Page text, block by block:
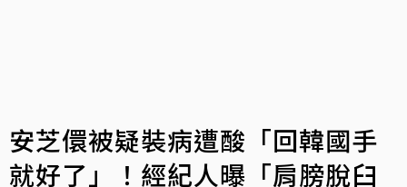
安芝儇被疑裝病遭酸「回韓國手
就好了」！經紀人曝「肩膀脫臼